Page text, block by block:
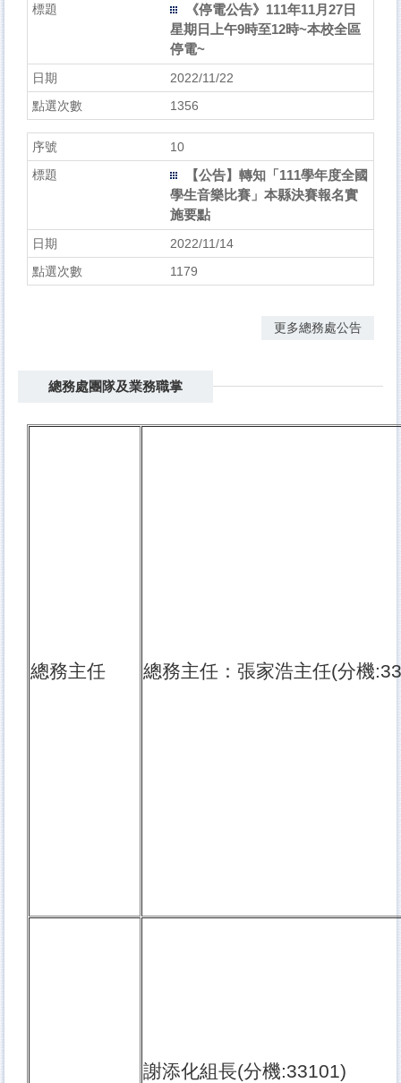
《停電公告》111年11月27日
星期日上午9時至12時~本校全區
停電~
2022/11/22
1356
10
【公告】轉知「111學年度全國
學生音樂比賽」本縣決賽報名實
施要點
2022/11/14
1179
更多總務處公告
總務處團隊及業務職掌
總務主任 總務主任：張家浩主任(分機
謝添化組長(分機:33101)